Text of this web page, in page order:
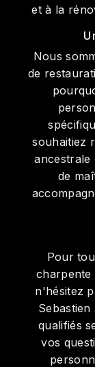
et à la
Nous
de
souhaitiez
de
Pour
charpente
n'hésitez
qualifiés
vos